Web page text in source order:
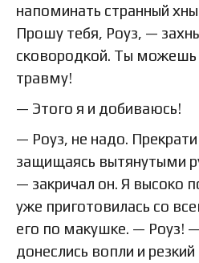
напоминать странный
Прошу тебя, Роуз, —
сковородкой. Ты можешь
травму!
— Этого я и добиваюсь!
— Роуз, не надо.
защищаясь вытянутыми
— закричал он. Я высоко
уже приготовилась со
его по макушке. — Роуз!
донеслись вопли и